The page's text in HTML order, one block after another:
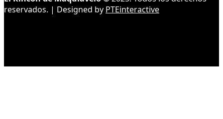
reservados. | Designed by PTEinteractive